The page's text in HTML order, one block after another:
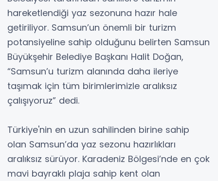
hareketlendiği yaz sezonuna hazır hale
getiriliyor. Samsun’un önemli bir turizm
potansiyeline sahip olduğunu belirten Samsun
Büyükşehir Belediye Başkanı Halit Doğan,
“Samsun’u turizm alanında daha ileriye
taşımak için tüm birimlerimizle aralıksız
çalışıyoruz” dedi.
Türkiye'nin en uzun sahilinden birine sahip
olan Samsun’da yaz sezonu hazırlıkları
aralıksız sürüyor. Karadeniz Bölgesi’nde en çok
mavi bayraklı plaja sahip kent olan